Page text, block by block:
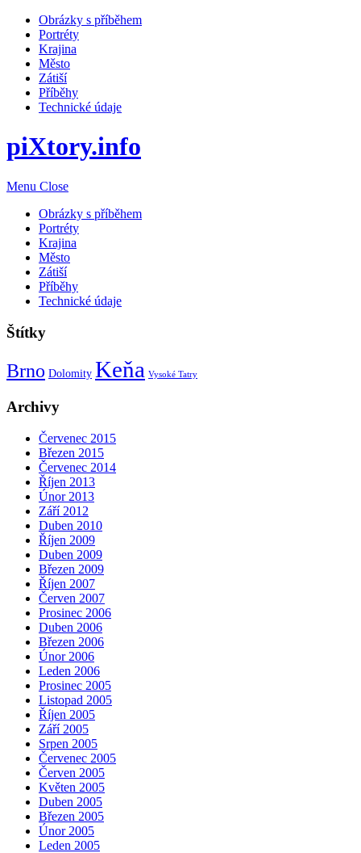
Obrázky s příběhem
Portréty
Krajina
Město
Zátiší
Příběhy
Technické údaje
piXtory.info
Menu Close
Obrázky s příběhem
Portréty
Krajina
Město
Zátiší
Příběhy
Technické údaje
Štítky
Brno Dolomity Keňa Vysoké Tatry
Archivy
Červenec 2015
Březen 2015
Červenec 2014
Říjen 2013
Únor 2013
Září 2012
Duben 2010
Říjen 2009
Duben 2009
Březen 2009
Říjen 2007
Červen 2007
Prosinec 2006
Duben 2006
Březen 2006
Únor 2006
Leden 2006
Prosinec 2005
Listopad 2005
Říjen 2005
Září 2005
Srpen 2005
Červenec 2005
Červen 2005
Květen 2005
Duben 2005
Březen 2005
Únor 2005
Leden 2005